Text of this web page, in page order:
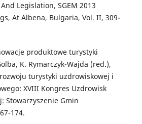
Legislation, SGEM 2013
At Albena, Bulgaria, Vol. II, 309-
produktowe turystyki
K. Rymarczyk-Wajda (red.),
turystyki uzdrowiskowej i
XVIII Kongres Uzdrowisk
Stowarzyszenie Gmin
174.